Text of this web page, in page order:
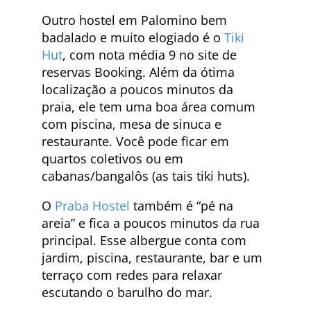
Outro hostel em Palomino bem
badalado e muito elogiado é o Tiki
Hut, com nota média 9 no site de
reservas Booking. Além da ótima
localização a poucos minutos da
praia, ele tem uma boa área comum
com piscina, mesa de sinuca e
restaurante. Você pode ficar em
quartos coletivos ou em
cabanas/bangalôs (as tais tiki huts).
O Praba Hostel também é “pé na
areia” e fica a poucos minutos da rua
principal. Esse albergue conta com
jardim, piscina, restaurante, bar e um
terraço com redes para relaxar
escutando o barulho do mar.